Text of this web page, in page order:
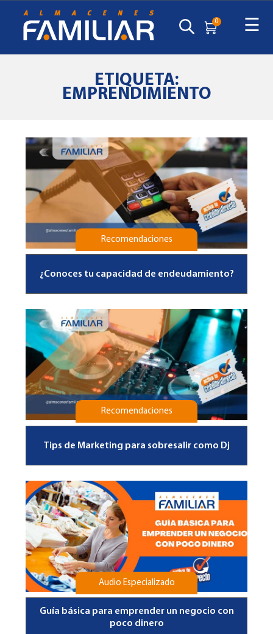
0 ☰
ETIQUETA:
EMPRENDIMIENTO
Recomendaciones
¿Conoces tu capacidad de endeudamiento?
Recomendaciones
Tips de Marketing para sobresalir como Dj
Audio Especializado
Guía básica para emprender un negocio con
poco dinero